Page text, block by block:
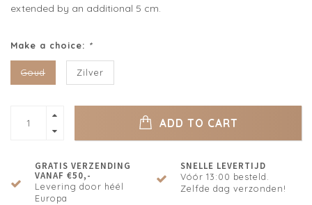
extended by an additional 5 cm.
Make a choice: *
Goud Zilver
ADD TO CART
GRATIS VERZENDING
VANAF €50,-
Levering door héél
Europa
SNELLE LEVERTIJD
Vóór 13:00 besteld.
Zelfde dag verzonden!